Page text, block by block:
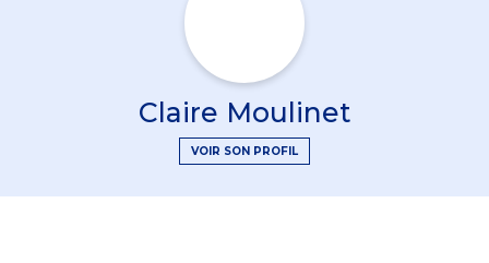
Claire Moulinet
VOIR SON PROFIL